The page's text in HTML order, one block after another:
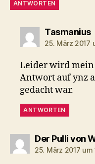
ANTWORTEN
Tasmanius
25. März 2017
Leider wird
Antwort auf ynz
gedacht war.
ANTWORTEN
Der Pulli von
25. März 2017 um